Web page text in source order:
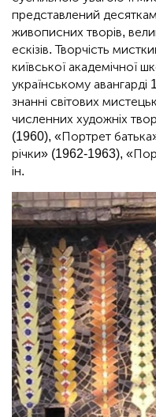
представлений
живописних творів,
ескізів. Творчість
київської академічної
українському авангарді
знанні світових
численних художніх
(1960), «Портрет
річки» (1962-1963),
ін.